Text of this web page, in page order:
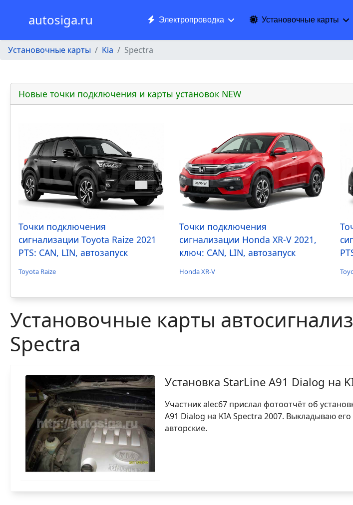
autosiga.ru Электропроводка Установочные карты
Установочные карты Kia Spectra
Новые точки подключения и карты установок NEW
Точки подключения
сигнализации Toyota Raize 2021
PTS: CAN, LIN, автозапуск
Toyota Raize
Точки подключения
сигнализации Honda XR-V 2021,
ключ: CAN, LIN, автозапуск
Honda XR-V
Установочные карты
Spectra
Установка StarLine A91 Dialog на
Участник alec67 прислал фотоотчёт об
A91 Dialog на KIA Spectra 2007. Выкладываю
авторские.